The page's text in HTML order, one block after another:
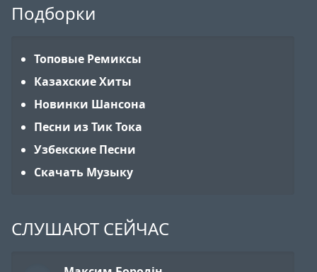
Подборки
Топовые Ремиксы
Казахские Хиты
Новинки Шансона
Песни из Тик Тока
Узбекские Песни
Скачать Музыку
СЛУШАЮТ СЕЙЧАС